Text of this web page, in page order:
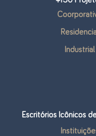
Industrial
Escritórios Icônicos